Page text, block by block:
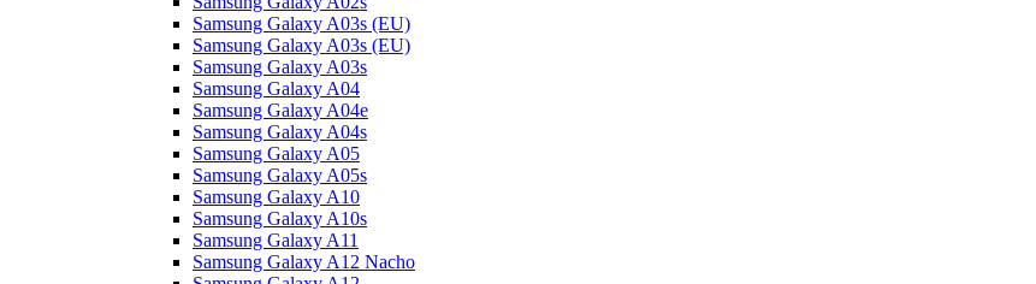
Samsung Galaxy A03s (EU)
Samsung Galaxy A03s (EU)
Samsung Galaxy A03s
Samsung Galaxy A04
Samsung Galaxy A04e
Samsung Galaxy A04s
Samsung Galaxy A05
Samsung Galaxy A05s
Samsung Galaxy A10
Samsung Galaxy A10s
Samsung Galaxy A11
Samsung Galaxy A12 Nacho